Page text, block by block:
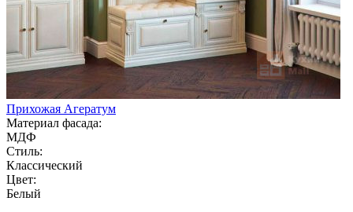
Прихожая Агератум
Материал фасада:
МДФ
Стиль:
Классический
Цвет:
Белый